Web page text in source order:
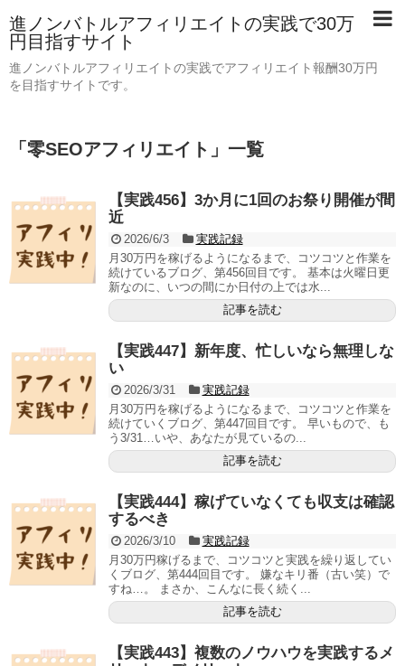
進ノンバトルアフィリエイトの実践で30万
円目指すサイト
進ノンバトルアフィリエイトの実践でアフィリエイト報酬30万円
を目指すサイトです。
「 零SEOアフィリエイト 」 一覧
【実践456】3か月に1回のお祭り開催が間
近
2026/6/3
実践記録
月30万円を稼げるようになるまで、コツコツと作業を
続けているブログ、第456回目です。 基本は火曜日更
新なのに、いつの間にか日付の上では水...
記事を読む
【実践447】新年度、忙しいなら無理しな
い
2026/3/31
実践記録
月30万円を稼げるようになるまで、コツコツと作業を
続けていくブログ、第447回目です。 早いもので、も
う3/31…いや、あなたが見ているの...
記事を読む
【実践444】稼げていなくても収支は確認
するべき
2026/3/10
実践記録
月30万円稼げるまで、コツコツと実践を繰り返してい
くブログ、第444回目です。 嫌なキリ番（古い笑）で
すね…。 まさか、こんなに長く続く...
記事を読む
【実践443】複数のノウハウを実践するメ